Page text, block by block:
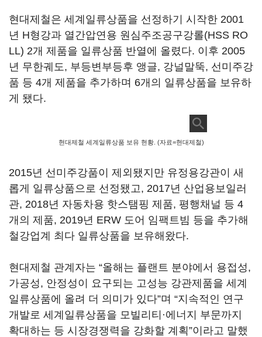
현대제철은 세계일류상품을 선정하기 시작한 2001
년 H형강과 열간압연용 원심주조공구강롤(HSS RO
LL) 2개 제품을 일류상품 반열에 올렸다. 이후 2005
년 무한궤도, 부등변부등후 앵글, 강널말뚝, 선미주강
품 등 4개 제품을 추가하며 6개의 일류상품을 보유하
게 됐다.
현대제철 세계일류상품 보유 현황. (자료=현대제철)
2015년 선미주강품이 제외됐지만 유정용강관이 새
롭게 일류상품으로 선정됐고, 2017년 산업용보일러
관, 2018년 자동차용 핫스탬핑 제품, 평행채널 등 4
개의 제품, 2019년 ERW 도어 임팩트빔 등을 추가해
철강업계 최다 일류상품을 보유해왔다.
현대제철 관계자는 “올해는 플랜트 분야에서 용접성,
가공성, 안정성이 요구되는 고성능 강관제품을 세계
일류상품에 올려 더 의미가 있다”며 “지속적인 연구
개발로 세계일류상품을 모빌리티·에너지 부문까지
확대하는 등 시장경쟁력을 강화할 계획”이라고 말했